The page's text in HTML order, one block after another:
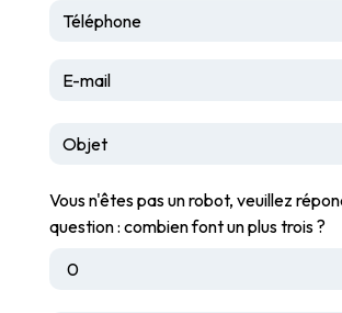
Vous n'êtes pas un robot, veuillez
question : combien font un plus trois ?